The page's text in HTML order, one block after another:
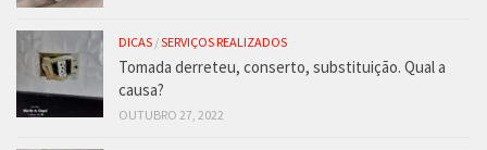
DICAS /SERVIÇOS REALIZADOS
Tomada derreteu, conserto, substituição. Qual a
causa?
OUTUBRO 27, 2022